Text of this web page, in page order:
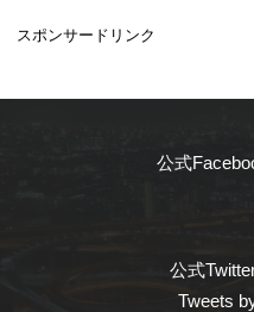
スポンサードリンク
公式
公式
Tweets